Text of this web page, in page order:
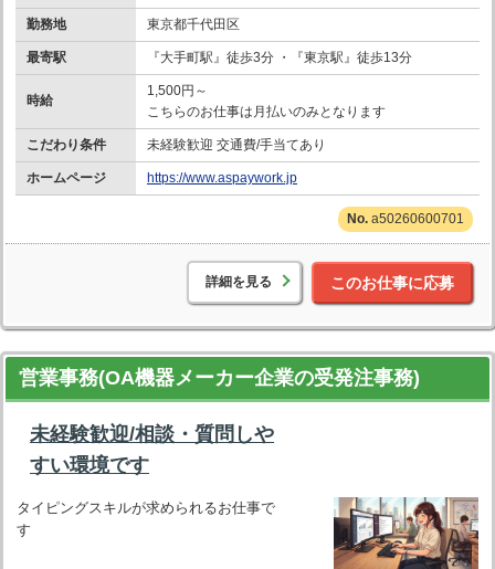
勤務地 東京都千代田区
最寄駅 『大手町駅』徒歩3分 ・『東京駅』徒歩13分
時給
1,500円～
こちらのお仕事は月払いのみとなります
こだわり条件 未経験歓迎 交通費/手当てあり
ホームページ https://www.aspaywork.jp
a50260600701
詳細を見る このお仕事に応募
営業事務(OA機器メーカー企業の受発注事務)
未経験歓迎/相談・質問しや
すい環境です
タイピングスキルが求められるお仕事で
す